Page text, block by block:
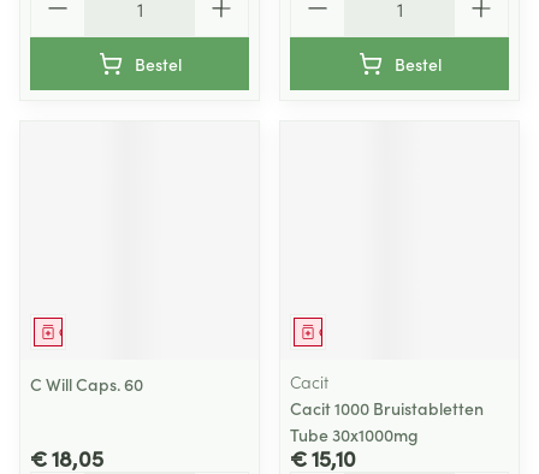
Bestel Bestel
Geneesmiddel
C Will Caps. 60
€ 18,05
Geneesmiddel
Cacit
Cacit 1000 Bruistabletten
Tube 30x1000mg
€ 15,10